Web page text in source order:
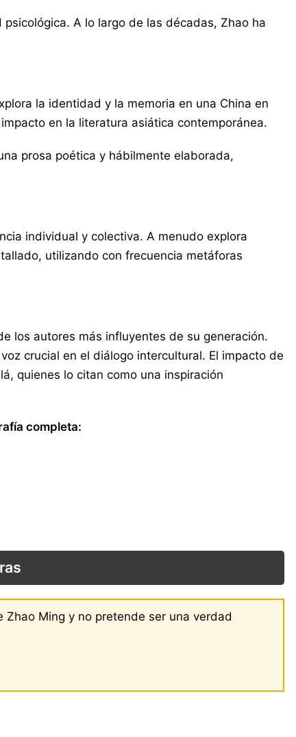
A lo largo de las décadas, Zhao ha
la identidad y la memoria en una China en
en la literatura asiática contemporánea.
prosa poética y hábilmente elaborada,
individual y colectiva. A menudo explora
utilizando con frecuencia metáforas
los autores más influyentes de su generación.
crucial en el diálogo intercultural. El impacto de
quienes lo citan como una inspiración
completa:
Ming y no pretende ser una verdad